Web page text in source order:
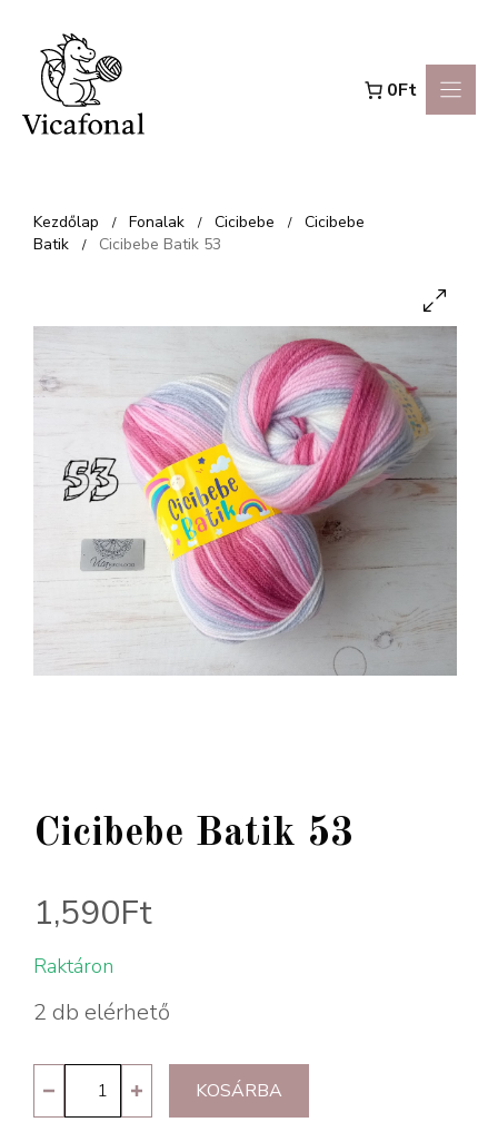
Kilépés
tartalomba
0Ft
Kezdőlap / Fonalak / Cicibebe /
Cicibebe
Batik
/ Cicibebe Batik 53
Cicibebe Batik 53
1,590Ft
Raktáron
2 db elérhető
Cicibebe
Batik
KOSÁRBA